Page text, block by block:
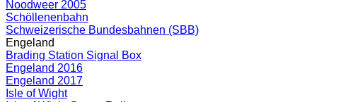
Noodweer 2005
Schöllenenbahn
Schweizerische Bundesbahnen (SBB)
Engeland
Brading Station Signal Box
Engeland 2016
Engeland 2017
Isle of Wight